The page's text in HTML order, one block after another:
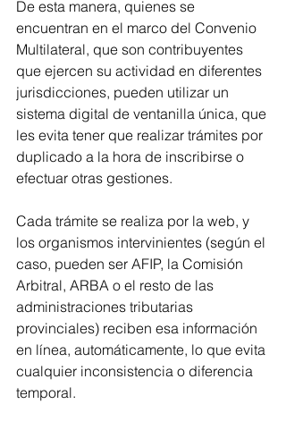
De esta manera, quienes se
encuentran en el marco del Convenio
Multilateral, que son contribuyentes
que ejercen su actividad en diferentes
jurisdicciones, pueden utilizar un
sistema digital de ventanilla única, que
les evita tener que realizar trámites por
duplicado a la hora de inscribirse o
efectuar otras gestiones.
Cada trámite se realiza por la web, y
los organismos intervinientes (según el
caso, pueden ser AFIP, la Comisión
Arbitral, ARBA o el resto de las
administraciones tributarias
provinciales) reciben esa información
en línea, automáticamente, lo que evita
cualquier inconsistencia o diferencia
temporal.